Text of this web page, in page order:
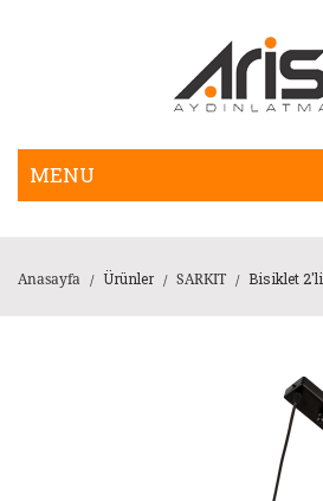
Anasayfa / Ürünler / SARKIT / Bisiklet 2'li